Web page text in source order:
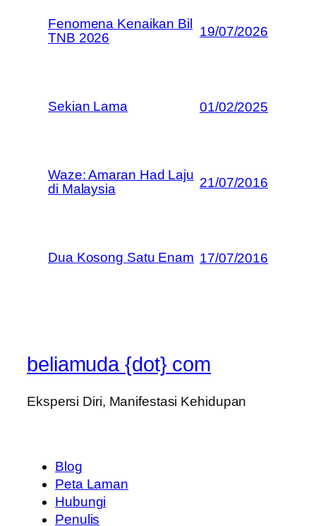
Fenomena Kenaikan Bil
TNB 2026
19/07/2026
Sekian Lama 01/02/2025
Waze: Amaran Had Laju
di Malaysia
21/07/2016
Dua Kosong Satu Enam 17/07/2016
beliamuda {dot} com
Ekspersi Diri, Manifestasi Kehidupan
Blog
Peta Laman
Hubungi
Penulis